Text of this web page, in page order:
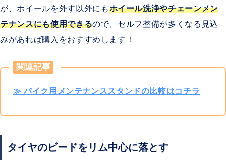
が、ホイールを外す以外にもホイール洗浄やチェーンメン
テナンスにも使用できるので、セルフ整備が多くなる見込
みがあれば購入をおすすめします！
関連記事
≫ バイク用メンテナンススタンドの比較はコチラ
タイヤのビードをリム中心に落とす